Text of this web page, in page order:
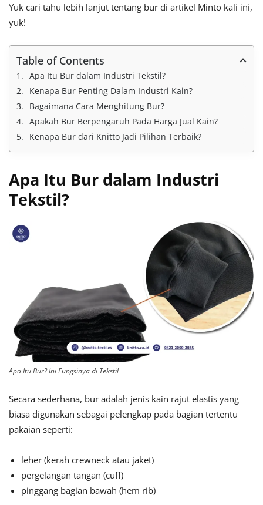
Yuk cari tahu lebih lanjut tentang bur di artikel Minto kali ini,
yuk!
Table of Contents
Apa Itu Bur dalam Industri Tekstil?
Kenapa Bur Penting Dalam Industri Kain?
Bagaimana Cara Menghitung Bur?
Apakah Bur Berpengaruh Pada Harga Jual Kain?
Kenapa Bur dari Knitto Jadi Pilihan Terbaik?
Apa Itu Bur dalam Industri
Tekstil?
Apa Itu Bur? Ini Fungsinya di Tekstil
Secara sederhana, bur adalah jenis kain rajut elastis yang
biasa digunakan sebagai pelengkap pada bagian tertentu
pakaian seperti:
leher (kerah crewneck atau jaket)
pergelangan tangan (cuff)
pinggang bagian bawah (hem rib)